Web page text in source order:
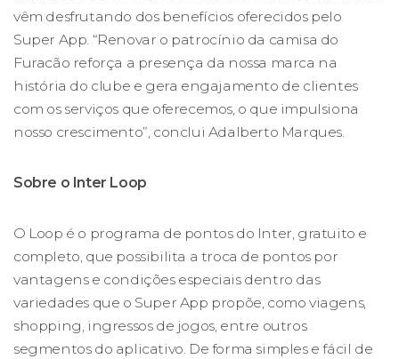
vêm desfrutando dos benefícios oferecidos pelo
Super App. “Renovar o patrocínio da camisa do
Furacão reforça a presença da nossa marca na
história do clube e gera engajamento de clientes
com os serviços que oferecemos, o que impulsiona
nosso crescimento”, conclui Adalberto Marques.
Sobre o Inter Loop
O Loop é o programa de pontos do Inter, gratuito e
completo, que possibilita a troca de pontos por
vantagens e condições especiais dentro das
variedades que o Super App propõe, como viagens,
shopping, ingressos de jogos, entre outros
segmentos do aplicativo. De forma simples e fácil de